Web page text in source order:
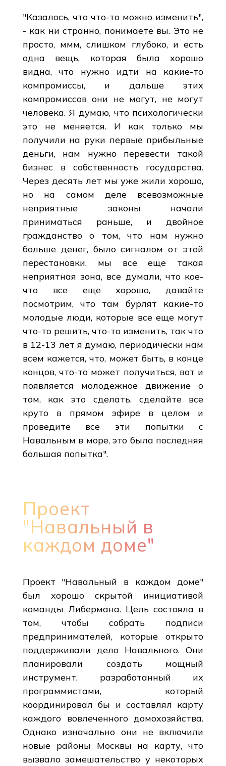
"Казалось, что что-то можно изменить",
- как ни странно, понимаете вы. Это не
просто, ммм, слишком глубоко, и есть
одна вещь, которая была хорошо
видна, что нужно идти на какие-то
компромиссы, и дальше этих
компромиссов они не могут, не могут
человека. Я думаю, что психологически
это не меняется. И как только мы
получили на руки первые прибыльные
деньги, нам нужно перевести такой
бизнес в собственность государства.
Через десять лет мы уже жили хорошо,
но на самом деле всевозможные
неприятные законы начали
приниматься раньше, и двойное
гражданство о том, что нам нужно
больше денег, было сигналом от этой
перестановки. мы все еще такая
неприятная зона, все думали, что кое-
что все еще хорошо, давайте
посмотрим, что там бурлят какие-то
молодые люди, которые все еще могут
что-то решить, что-то изменить, так что
в 12-13 лет я думаю, периодически нам
всем кажется, что, может быть, в конце
концов, что-то может получиться, вот и
появляется молодежное движение о
том, как это сделать. сделайте все
круто в прямом эфире в целом и
проведите все эти попытки с
Навальным в море, это была последняя
большая попытка".
Проект
"Навальный в
каждом доме"
Проект "Навальный в каждом доме"
был хорошо скрытой инициативой
команды Либермана. Цель состояла в
том, чтобы собрать подписи
предпринимателей, которые открыто
поддерживали дело Навального. Они
планировали создать мощный
инструмент, разработанный их
программистами, который
координировал бы и составлял карту
каждого вовлеченного домохозяйства.
Однако изначально они не включили
новые районы Москвы на карту, что
вызвало замешательство у некоторых